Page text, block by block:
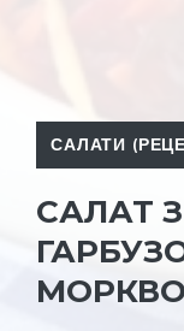
САЛАТИ
САЛАТ